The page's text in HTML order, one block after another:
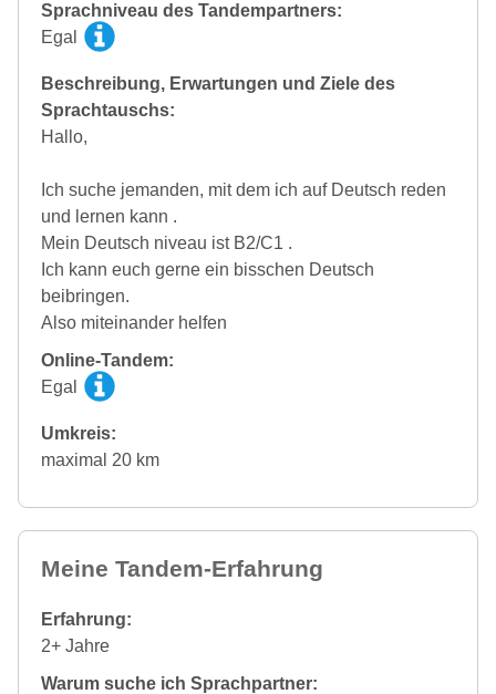
Sprachniveau des Tandempartners:
Egal
Beschreibung, Erwartungen und Ziele des
Sprachtauschs:
Hallo,
Ich suche jemanden, mit dem ich auf Deutsch reden
und lernen kann .
Mein Deutsch niveau ist B2/C1 .
Ich kann euch gerne ein bisschen Deutsch
beibringen.
Also miteinander helfen
Online-Tandem:
Egal
Umkreis:
maximal 20 km
Meine Tandem-Erfahrung
Erfahrung:
2+ Jahre
Warum suche ich Sprachpartner: